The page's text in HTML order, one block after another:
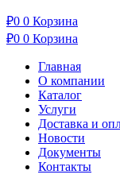
₽0 0 Корзина
₽0 0 Корзина
Главная
О компании
Каталог
Услуги
Доставка и
Новости
Документы
Контакты